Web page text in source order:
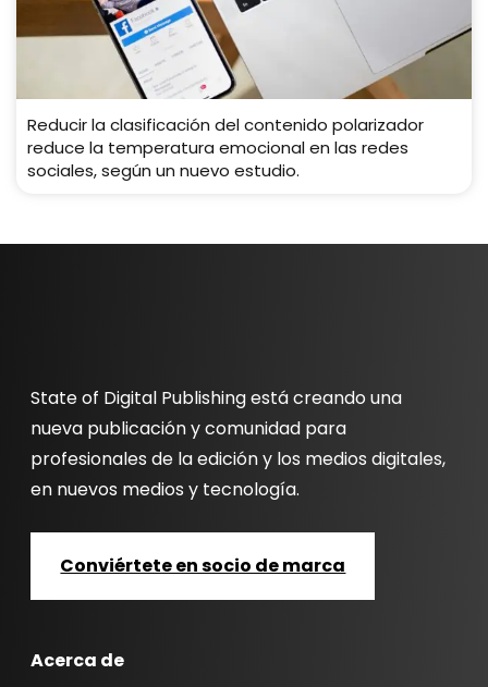
Reducir la clasificación del contenido polarizador
reduce la temperatura emocional en las redes
sociales, según un nuevo estudio.
State of Digital Publishing está creando una
nueva publicación y comunidad para
profesionales de la edición y los medios digitales,
en nuevos medios y tecnología.
Conviértete en socio de marca
Acerca de